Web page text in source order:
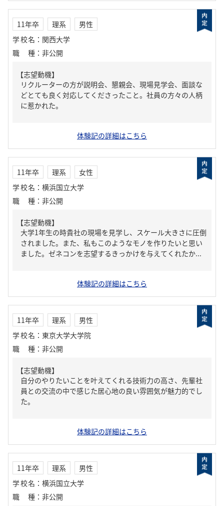
11年卒 理系
男性
学校名 ： 関西大学
職種 ： 非公開
【志望動機】
リクルーターの方が説明会、懇親会、現場見学会、面談な
どとても良く対応してくださったこと。社員の方々の人柄
に惹かれた。
体験記の詳細はこちら
11年卒 理系
女性
学校名 ： 横浜国立大学
職種 ： 非公開
【志望動機】
大学1年生の時貴社の現場を見学し、スケール大きさに圧倒
されました。また、私もこのようなモノを作りたいと思い
ました。ゼネコンを志望するきっかけを与えてくれたか...
体験記の詳細はこちら
11年卒 理系
男性
学校名 ： 東京大学大学院
職種 ： 非公開
【志望動機】
自分のやりたいことを叶えてくれる技術力の高さ、先輩社
員との交流の中で感じた居心地の良い雰囲気が魅力的でし
た。
体験記の詳細はこちら
11年卒 理系
男性
学校名 ： 横浜国立大学
職種 ： 非公開